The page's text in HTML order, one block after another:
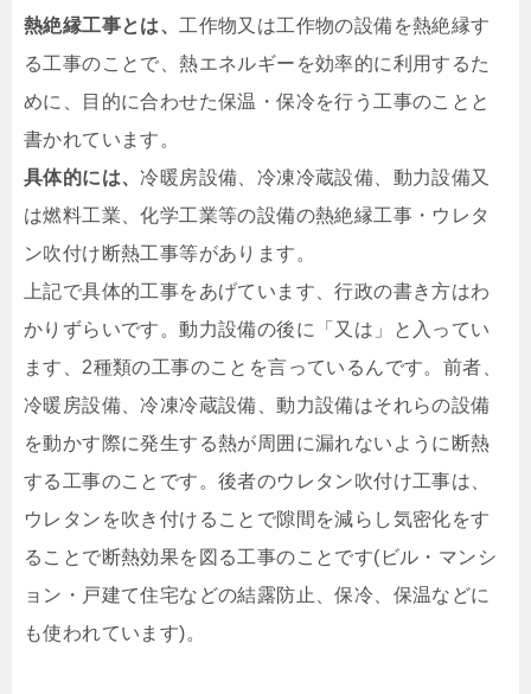
熱絶縁工事とは、 工作物又は工作物の設備を熱絶縁す
る工事のことで、熱エネルギーを効率的に利用するた
めに、目的に合わせた保温・保冷を行う工事のことと
書かれています。
具体的には、冷暖房設備、冷凍冷蔵設備、動力設備又
は燃料工業、化学工業等の設備の熱絶縁工事・ウレタ
ン吹付け断熱工事等があります。
上記で具体的工事をあげています、行政の書き方はわ
かりずらいです。動力設備の後に「又は」と入ってい
ます、2種類の工事のことを言っているんです。前者、
冷暖房設備、冷凍冷蔵設備、動力設備はそれらの設備
を動かす際に発生する熱が周囲に漏れないように断熱
する工事のことです。後者のウレタン吹付け工事は、
ウレタンを吹き付けることで隙間を減らし気密化をす
ることで断熱効果を図る工事のことです(ビル・マンシ
ョン・戸建て住宅などの結露防止、保冷、保温などに
も使われています)。